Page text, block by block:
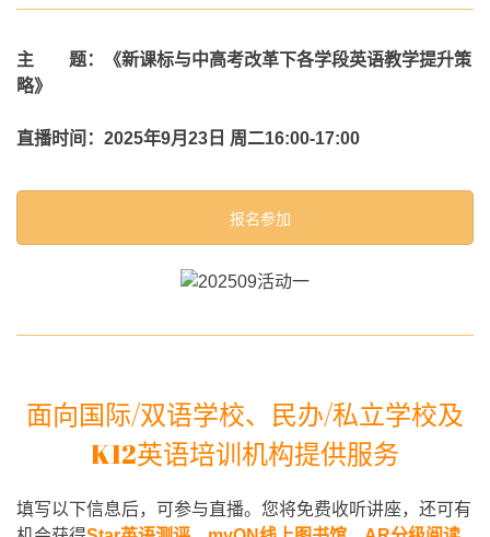
主 题：《新课标与中高考改革下各学段英语教学提升策
略》
直播时间：2025年9月23日 周二16:00-17:00
报名参加
面向国际/双语学校、民办/私立学校及
K12英语培训机构提供服务
填写以下信息后，可参与直播。您将免费收听讲座，还可有